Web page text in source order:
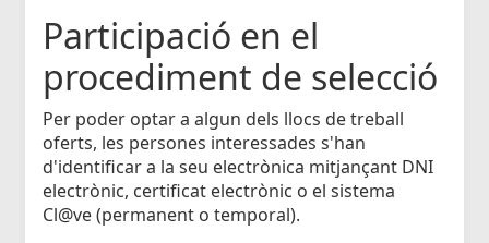
Participació en el
procediment de selecció
Per poder optar a algun dels llocs de treball
oferts, les persones interessades s'han
d'identificar a la seu electrònica mitjançant DNI
electrònic, certificat electrònic o el sistema
Cl@ve (permanent o temporal).